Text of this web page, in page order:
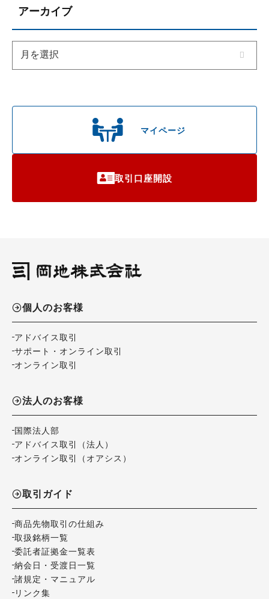
マイページ
取引口座開設
アーカイブ
個人のお客様
アドバイス取引
サポート・オンライン取引
オンライン取引
法人のお客様
国際法人部
アドバイス取引（法人）
オンライン取引（オアシス）
取引ガイド
商品先物取引の仕組み
取扱銘柄一覧
委託者証拠金一覧表
納会日・受渡日一覧
諸規定・マニュアル
リンク集